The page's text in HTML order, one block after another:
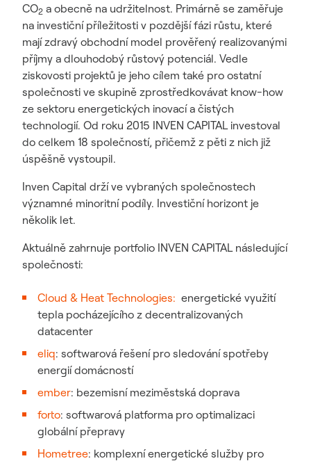
CO2 a obecně na udržitelnost. Primárně se zaměřuje
na investiční příležitosti v pozdější fázi růstu, které
mají zdravý obchodní model prověřený realizovanými
příjmy a dlouhodobý růstový potenciál. Vedle
ziskovosti projektů je jeho cílem také pro ostatní
společnosti ve skupině zprostředkovávat know-how
ze sektoru energetických inovací a čistých
technologií. Od roku 2015 INVEN CAPITAL investoval
do celkem 18 společností, přičemž z pěti z nich již
úspěšně vystoupil.
Inven Capital drží ve vybraných společnostech
významné minoritní podíly. Investiční horizont je
několik let.
Aktuálně zahrnuje portfolio INVEN CAPITAL následující
společnosti:
Cloud & Heat Technologies: energetické využití
tepla pocházejícího z decentralizovaných
datacenter
eliq: softwarová řešení pro sledování spotřeby
energií domácností
ember: bezemisní meziměstská doprava
forto: softwarová platforma pro optimalizaci
globální přepravy
Hometree: komplexní energetické služby pro